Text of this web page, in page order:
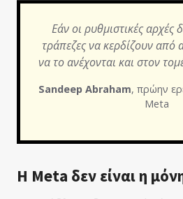
Εάν οι ρυθμιστικές αρχές
τράπεζες να κερδίζουν από
να το ανέχονται και στον
Sandeep Abraham, πρώην
Meta
Η Meta δεν είναι η